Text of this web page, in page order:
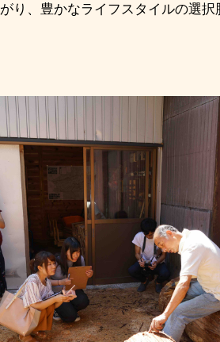
り、豊かなライフスタイルの選